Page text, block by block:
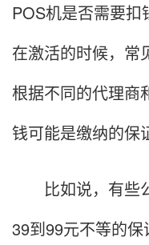
POS机是否需要
在激活的时候，常
根据不同的代理商
钱可能是缴纳的保
比如说，有些
39到99元不等的